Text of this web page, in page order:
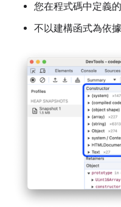
您在程式碼中定義的
不以建構函式為依